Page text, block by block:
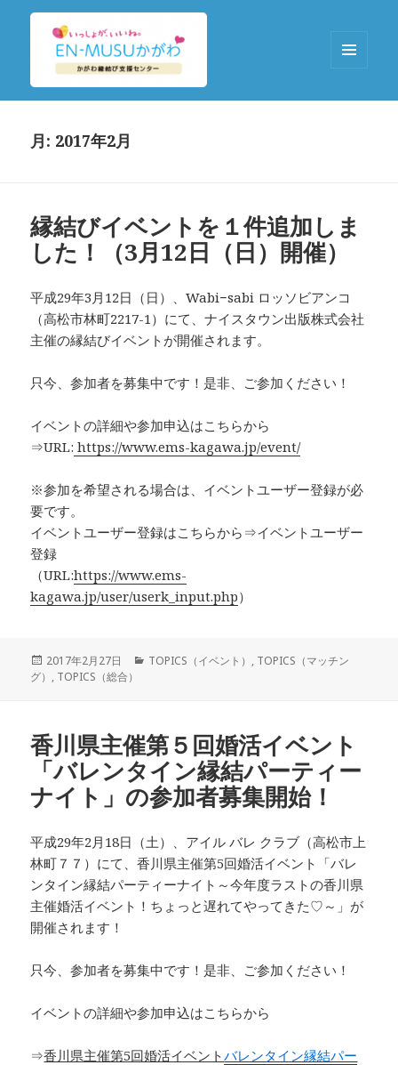
月: 2017年2月
縁結びイベントを１件追加しま
した！（3月12日（日）開催）
平成29年3月12日（日）、Wabi−sabi ロッソビアンコ
（高松市林町2217-1）にて、ナイスタウン出版株式会社
主催の縁結びイベントが開催されます。
只今、参加者を募集中です！是非、ご参加ください！
イベントの詳細や参加申込はこちらから
⇒URL: https://www.ems-kagawa.jp/event/
※参加を希望される場合は、イベントユーザー登録が必
要です。
イベントユーザー登録はこちらから⇒イベントユーザー
登録
（URL:https://www.ems-
kagawa.jp/user/userk_input.php）
投
2017年2月27日
カ
TOPICS（イベント） , TOPICS（マッチン
グ） , TOPICS（総合）
香川県主催第５回婚活イベント
「バレンタイン縁結パーティー
ナイト」の参加者募集開始！
平成29年2月18日（土）、アイル バレ クラブ（高松市上
林町７７）にて、香川県主催第5回婚活イベント「バレ
ンタイン縁結パーティーナイト～今年度ラストの香川県
主催婚活イベント！ちょっと遅れてやってきた♡～」が
開催されます！
只今、参加者を募集中です！是非、ご参加ください！
イベントの詳細や参加申込はこちらから
⇒香川県主催第5回婚活イベントバレンタイン縁結パー